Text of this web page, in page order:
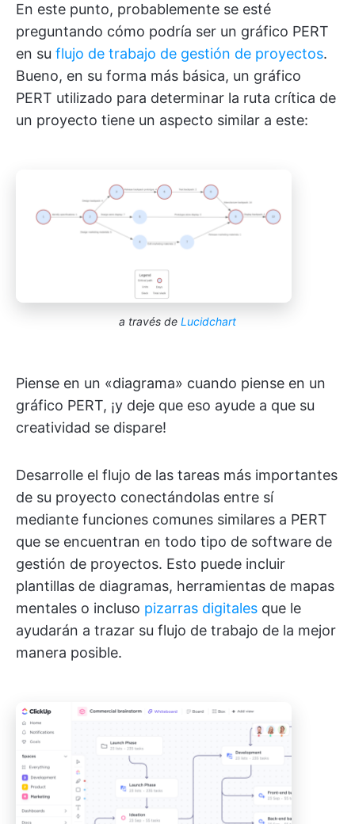
En este punto, probablemente se esté
preguntando cómo podría ser un gráfico PERT
en su flujo de trabajo de gestión de proyectos.
Bueno, en su forma más básica, un gráfico
PERT utilizado para determinar la ruta crítica de
un proyecto tiene un aspecto similar a este:
a través de Lucidchart
Piense en un «diagrama» cuando piense en un
gráfico PERT, ¡y deje que eso ayude a que su
creatividad se dispare!
Desarrolle el flujo de las tareas más importantes
de su proyecto conectándolas entre sí
mediante funciones comunes similares a PERT
que se encuentran en todo tipo de software de
gestión de proyectos. Esto puede incluir
plantillas de diagramas, herramientas de mapas
mentales o incluso pizarras digitales que le
ayudarán a trazar su flujo de trabajo de la mejor
manera posible.